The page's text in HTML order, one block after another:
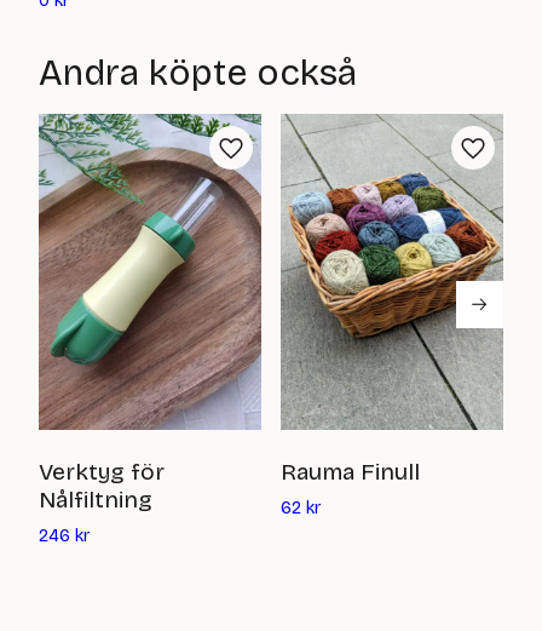
är:
kr
0
Andra köpte också
Verktyg för
Nålfiltning
246 krDet
Rauma Finull
62 krDet